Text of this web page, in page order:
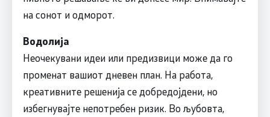
на сонот и одморот.
Водолија
Неочекувани идеи или предизвици може да го
променат вашиот дневен план. На работа,
креативните решенија се добредојдени, но
избегнувајте непотребен ризик. Во љубовта,